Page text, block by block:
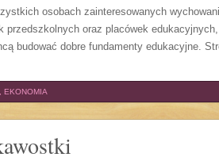
osobach zainteresowanych
przedszkolnych oraz placówek
budować dobre fundamenty edukacyjne.
EKONOMIA